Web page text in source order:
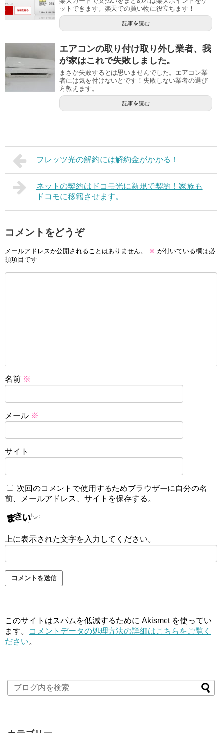
ットできます。楽天での買い物に役立ちます！
記事を読む
エアコンの取り付け取り外し業者、我
が家はこれで失敗しました。
まさか失敗するとは思いませんでした。エアコン業
者には気を付けないとです！失敗しない業者の選び
方教えます。
記事を読む
フレッツ光の解約には解約金がかかる！
ネットの契約はドコモ光に新規で契約！家族も
ドコモに移籍させます。
コメントをどうぞ
メールアドレスが公開されることはありません。 ※ が付いている欄は必
須項目です
名前 ※
メール ※
サイト
次回のコメントで使用するためブラウザーに自分の名
前、メールアドレス、サイトを保存する。
上に表示された文字を入力してください。
このサイトはスパムを低減するために Akismet を使ってい
ます。
コメントデータの処理方法の詳細はこちらをご覧く
ださい。